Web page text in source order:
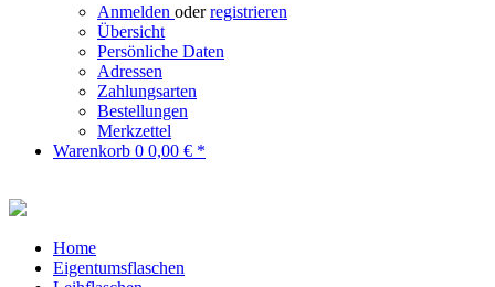
Anmelden oderregistrieren
Übersicht
Persönliche Daten
Adressen
Zahlungsarten
Bestellungen
Merkzettel
Warenkorb 0 0,00 € *
Home
Eigentumsflaschen